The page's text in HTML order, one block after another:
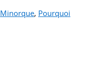
Minorque, Pourquoi